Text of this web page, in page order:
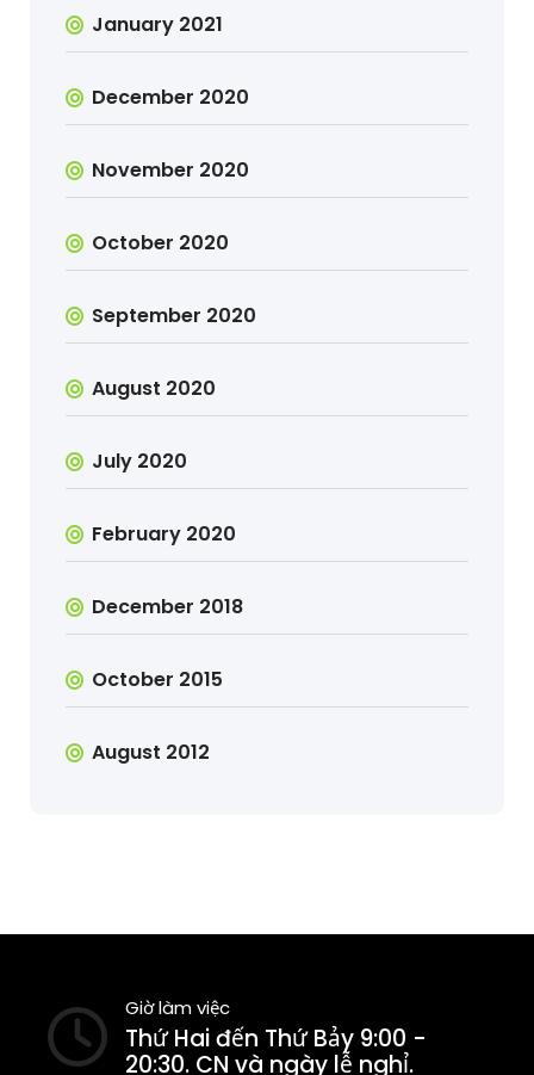
January 2021
December 2020
November 2020
October 2020
September 2020
August 2020
July 2020
February 2020
December 2018
October 2015
August 2012
Giờ làm việc
Thứ Hai đến Thứ Bảy 9:00 -
20:30. CN và ngày lễ nghỉ.